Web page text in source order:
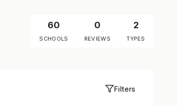
60
SCHOOLS
0
REVIEWS
2
TYPES
Filters